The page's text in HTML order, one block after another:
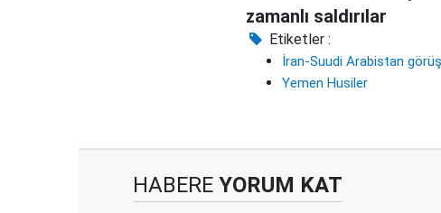
zamanlı saldırılar
Etiketler :
İran-Suudi Arabistan
Yemen Husiler
HABERE YORUM KAT